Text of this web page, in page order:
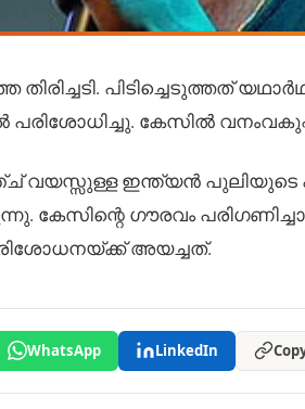
പിടിച്ചെടുത്തത്
കേസില്‍
വയസ്സുള്ള ഇന്ത്യൻ പുലിയുടെ
കേസിന്റെ ഗൗരവം
അയച്ചത്.
WhatsApp LinkedIn